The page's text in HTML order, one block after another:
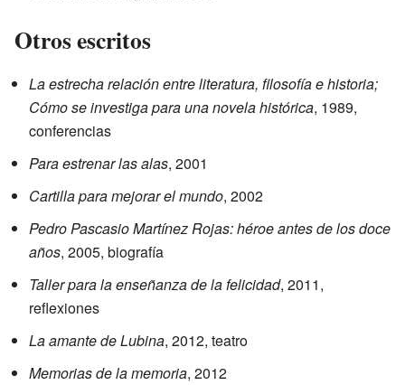
Otros escritos
La estrecha relación entre literatura, filosofía e historia;
Cómo se investiga para una novela histórica, 1989,
conferencias
Para estrenar las alas, 2001
Cartilla para mejorar el mundo, 2002
Pedro Pascasio Martínez Rojas: héroe antes de los doce
años, 2005, biografía
Taller para la enseñanza de la felicidad, 2011,
reflexiones
La amante de Lubina, 2012, teatro
Memorias de la memoria, 2012